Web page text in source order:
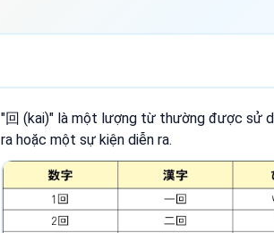
"回 (kai)" là một lượng từ thường được sử
ra hoặc một sự kiện diễn ra.